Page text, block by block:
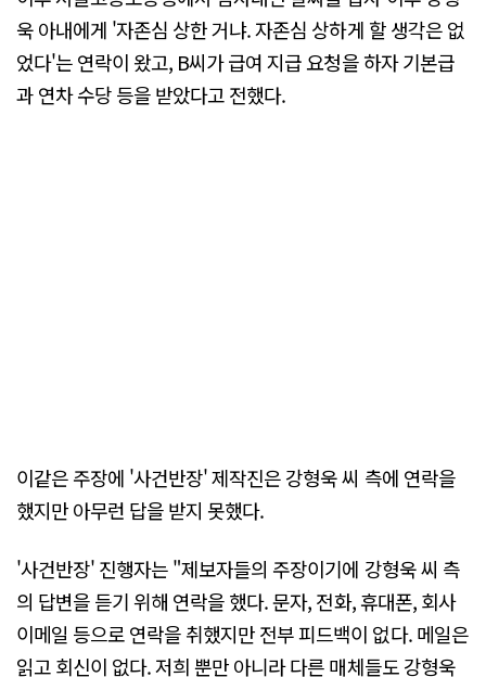
욱 아내에게 '자존심 상한 거냐. 자존심 상하게 할 생각은 없
었다'는 연락이 왔고, B씨가 급여 지급 요청을 하자 기본급
과 연차 수당 등을 받았다고 전했다.
이같은 주장에 '사건반장' 제작진은 강형욱 씨 측에 연락을
했지만 아무런 답을 받지 못했다.
'사건반장' 진행자는 "제보자들의 주장이기에 강형욱 씨 측
의 답변을 듣기 위해 연락을 했다. 문자, 전화, 휴대폰, 회사
이메일 등으로 연락을 취했지만 전부 피드백이 없다. 메일은
읽고 회신이 없다. 저희 뿐만 아니라 다른 매체들도 강형욱